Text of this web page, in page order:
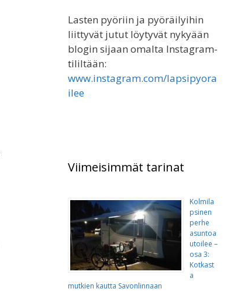
Lasten pyöriin ja pyöräilyihin
liittyvät jutut löytyvät nykyään
blogin sijaan omalta Instagram-
tililtään:
www.instagram.com/lapsipyora
ilee
Viimeisimmät tarinat
Kolmila
psinen
perhe
asuntoa
utoilee –
osa 3:
Kotkast
a
mutkien kautta Savonlinnaan